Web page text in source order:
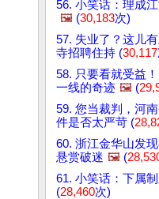
56. 小笑话：理成
🖼️ (30,183次)
57. 失业了？这儿
寺招聘住持 (30,117
58. 只要看就受益
一线的奇迹 🖼️ (
59. 您当裁判，河
件是否太严苛 (
60. 浙江金华山发
悬赏破迷 🖼️ (
61. 小笑话：下属
(28,460次)